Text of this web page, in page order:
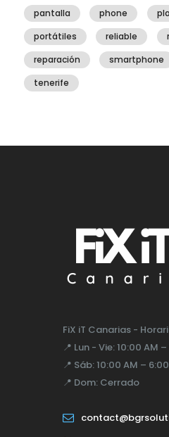
pantalla
phone
portátiles
reliable
reparación
smartphone
tenerife
FiX iT Canarias -
📍 Lun - Vie: 10:00 AM
📍 Sáb: 10:00 AM –
📍 Dom: Cerrado